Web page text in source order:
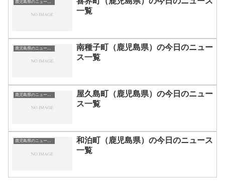
一覧
南種子町（鹿児島県）の今日のニュー
ス一覧
屋久島町（鹿児島県）の今日のニュー
ス一覧
鹿児島県のニュース一覧
和泊町（鹿児島県）の今日のニュース
一覧